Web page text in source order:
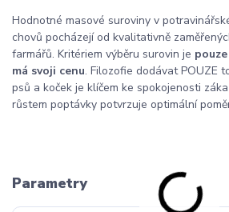
Hodnotné masové suroviny v
chovů pocházejí od kvalitativně
farmářů. Kritériem výběru surovin je
má svoji cenu. Filozofie dodávat POUZE
psů a koček je klíčem ke spokojenosti
růstem poptávky potvrzuje optimální
Parametry